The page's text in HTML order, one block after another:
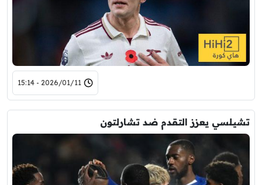
2026/01/11 - 15:14
تشيلسي يعزز التقدم ضد تشارلتون